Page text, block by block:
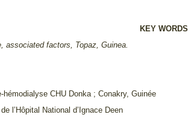
KEY WORDS
associated factors, Topaz, Guinea.
hémodialyse CHU Donka ; Conakry, Guinée
l’Hôpital National d’Ignace Deen